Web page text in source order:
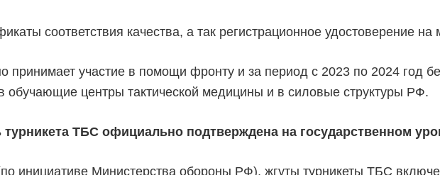
соответствия качества, а так регистрационное удостоверение на
принимает участие в помощи фронту и за период с 2023 по 2024 год
обучающие центры тактической медицины и в силовые структуры РФ.
ТБС официально подтверждена на государственном
инициативе Министерства обороны РФ), жгуты турникеты ТБС